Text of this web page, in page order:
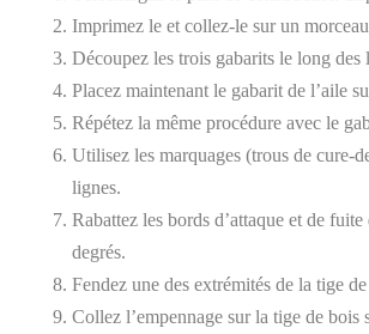
Imprimez le et collez-le sur un
Découpez les trois gabarits le long
Placez maintenant le gabarit de l’aile
Répétez la même procédure avec le
Utilisez les marquages (trous de cure-
lignes.
Rabattez les bords d’attaque et de
degrés.
Fendez une des extrémités de la tige
Collez l’empennage sur la tige de